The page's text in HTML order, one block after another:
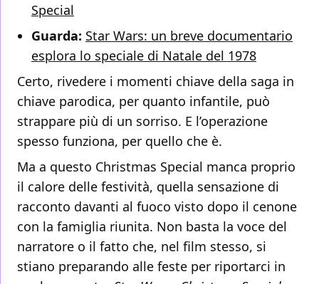
Special
Guarda: Star Wars: un breve documentario
esplora lo speciale di Natale del 1978
Certo, rivedere i momenti chiave della saga in
chiave parodica, per quanto infantile, può
strappare più di un sorriso. E l’operazione
spesso funziona, per quello che è.
Ma a questo Christmas Special manca proprio
il calore delle festività, quella sensazione di
racconto davanti al fuoco visto dopo il cenone
con la famiglia riunita. Non basta la voce del
narratore o il fatto che, nel film stesso, si
stiano preparando alle feste per riportarci in